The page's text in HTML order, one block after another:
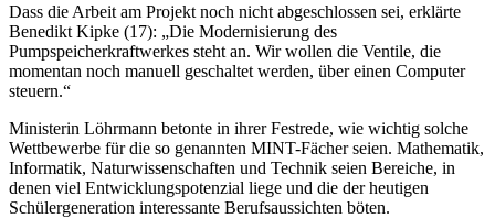
Dass die Arbeit am Projekt noch nicht abgeschlossen sei, erklärte
Benedikt Kipke (17): „Die Modernisierung des
Pumpspeicherkraftwerkes steht an. Wir wollen die Ventile, die
momentan noch manuell geschaltet werden, über einen Computer
steuern.“
Ministerin Löhrmann betonte in ihrer Festrede, wie wichtig solche
Wettbewerbe für die so genannten MINT-Fächer seien. Mathematik,
Informatik, Naturwissenschaften und Technik seien Bereiche, in
denen viel Entwicklungspotenzial liege und die der heutigen
Schülergeneration interessante Berufsaussichten böten.